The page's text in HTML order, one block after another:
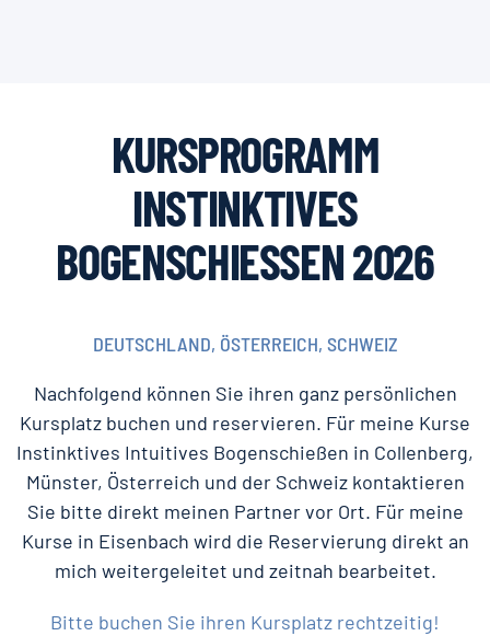
KURSPROGRAMM
INSTINKTIVES
BOGENSCHIESSEN 2026
DEUTSCHLAND, ÖSTERREICH, SCHWEIZ
Nachfolgend können Sie ihren ganz persönlichen
Kursplatz buchen und reservieren. Für meine Kurse
Instinktives Intuitives Bogenschießen in Collenberg,
Münster, Österreich und der Schweiz kontaktieren
Sie bitte direkt meinen Partner vor Ort. Für meine
Kurse in Eisenbach wird die Reservierung direkt an
mich weitergeleitet und zeitnah bearbeitet.
Bitte buchen Sie ihren Kursplatz rechtzeitig!